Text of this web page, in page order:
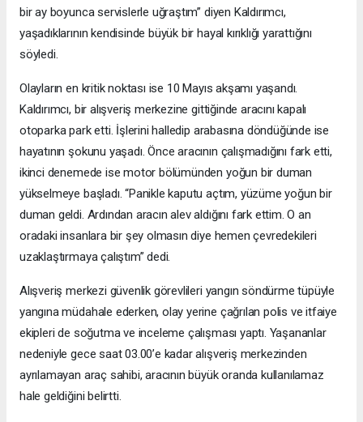
bir ay boyunca servislerle uğraştım” diyen Kaldırımcı,
yaşadıklarının kendisinde büyük bir hayal kırıklığı yarattığını
söyledi.
Olayların en kritik noktası ise 10 Mayıs akşamı yaşandı.
Kaldırımcı, bir alışveriş merkezine gittiğinde aracını kapalı
otoparka park etti. İşlerini halledip arabasına döndüğünde ise
hayatının şokunu yaşadı. Önce aracının çalışmadığını fark etti,
ikinci denemede ise motor bölümünden yoğun bir duman
yükselmeye başladı. “Panikle kaputu açtım, yüzüme yoğun bir
duman geldi. Ardından aracın alev aldığını fark ettim. O an
oradaki insanlara bir şey olmasın diye hemen çevredekileri
uzaklaştırmaya çalıştım” dedi.
Alışveriş merkezi güvenlik görevlileri yangın söndürme tüpüyle
yangına müdahale ederken, olay yerine çağrılan polis ve itfaiye
ekipleri de soğutma ve inceleme çalışması yaptı. Yaşananlar
nedeniyle gece saat 03.00’e kadar alışveriş merkezinden
ayrılamayan araç sahibi, aracının büyük oranda kullanılamaz
hale geldiğini belirtti.